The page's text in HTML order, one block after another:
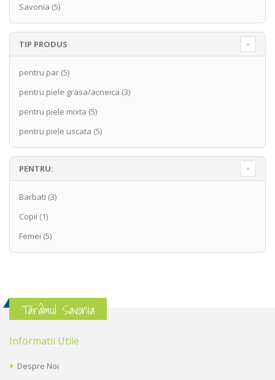
Savonia (5)
TIP PRODUS
pentru par (5)
pentru piele grasa/acneica (3)
pentru piele mixta (5)
pentru piele uscata (5)
PENTRU:
Barbati (3)
Copii (1)
Femei (5)
Tărâmul Savonia
Informatii Utile
Despre Noi